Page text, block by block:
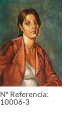
Nº Referencia:
10006-3